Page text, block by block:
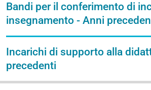
Bandi per il conferimento di
insegnamento - Anni
Incarichi di supporto alla
precedenti